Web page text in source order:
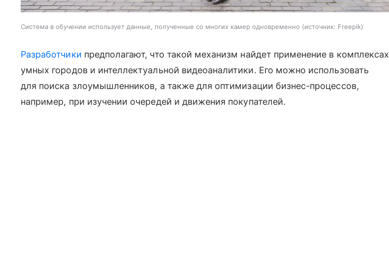
Система в обучении использует данные, полученные со многих камер одновременно источник: Freepik
Разработчики предполагают, что такой механизм найдет применение в комплексах
умных городов и интеллектуальной видеоаналитики. Его можно использовать
для поиска злоумышленников, а также для оптимизации бизнес-процессов,
например, при изучении очередей и движения покупателей.